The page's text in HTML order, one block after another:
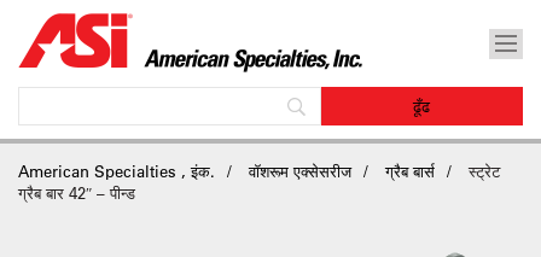
American Specialties , इंक. वॉशरूम एक्सेसरीज ग्रैब बार्स
स्ट्रेट
ग्रैब बार 42″ – पीन्ड